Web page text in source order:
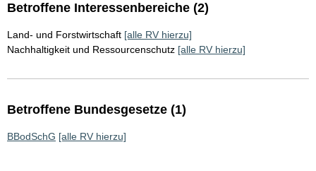
Betroffene Interessenbereiche (2)
Land- und Forstwirtschaft [alle RV hierzu]
Nachhaltigkeit und Ressourcenschutz [alle RV hierzu]
Betroffene Bundesgesetze (1)
BBodSchG [alle RV hierzu]